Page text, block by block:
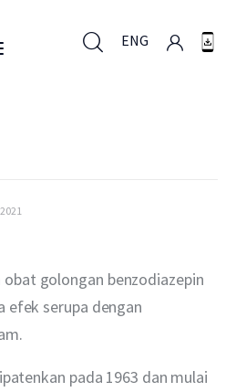
ENG
Doctor
golongan benzodiazepin
efek serupa dengan
pada 1963 dan mulai